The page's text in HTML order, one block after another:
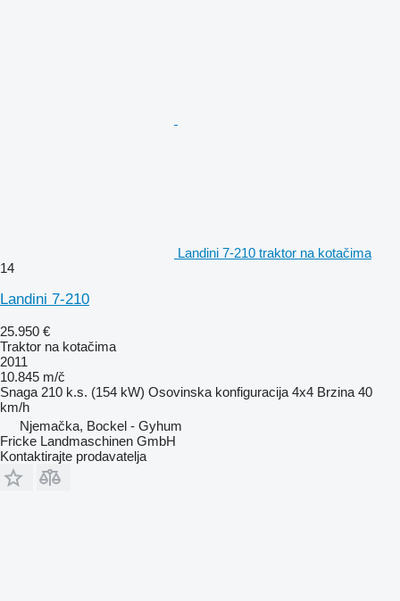
Landini 7-210 traktor na kotačima
14
Landini 7-210
25.950 €
Traktor na kotačima
2011
10.845 m/č
Snaga 210 k.s. (154 kW) Osovinska konfiguracija 4x4 Brzina 40
km/h
Njemačka, Bockel - Gyhum
Fricke Landmaschinen GmbH
Kontaktirajte prodavatelja